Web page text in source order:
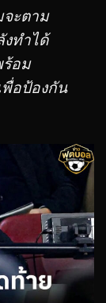
ะตาม
งทำได้
ร้อม
อป้องกัน